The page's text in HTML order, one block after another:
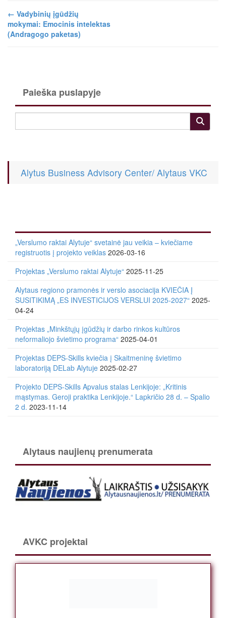
← Vadybinių įgūdžių
mokymai: Emocinis intelektas
(Andragogo paketas)
Paieška puslapyje
Alytus Business Advisory Center/ Alytaus VKC
„Verslumo raktai Alytuje“ svetainė jau veikia – kviečiame
registruotis į projekto veiklas 2026-03-16
Projektas „Verslumo raktai Alytuje“ 2025-11-25
Alytaus regiono pramonės ir verslo asociacija KVIEČIA Į
SUSITIKIMĄ „ES INVESTICIJOS VERSLUI 2025-2027“ 2025-
04-24
Projektas „Minkštųjų įgūdžių ir darbo rinkos kultūros
neformaliojo švietimo programa“ 2025-04-01
Projektas DEPS-Skills kviečia į Skaitmeninę švietimo
laboratoriją DELab Alytuje 2025-02-27
Projekto DEPS-Skills Apvalus stalas Lenkijoje: „Kritinis
mąstymas. Geroji praktika Lenkijoje.“ Lapkričio 28 d. – Spalio
2 d. 2023-11-14
Alytaus naujienų prenumerata
AVKC projektai